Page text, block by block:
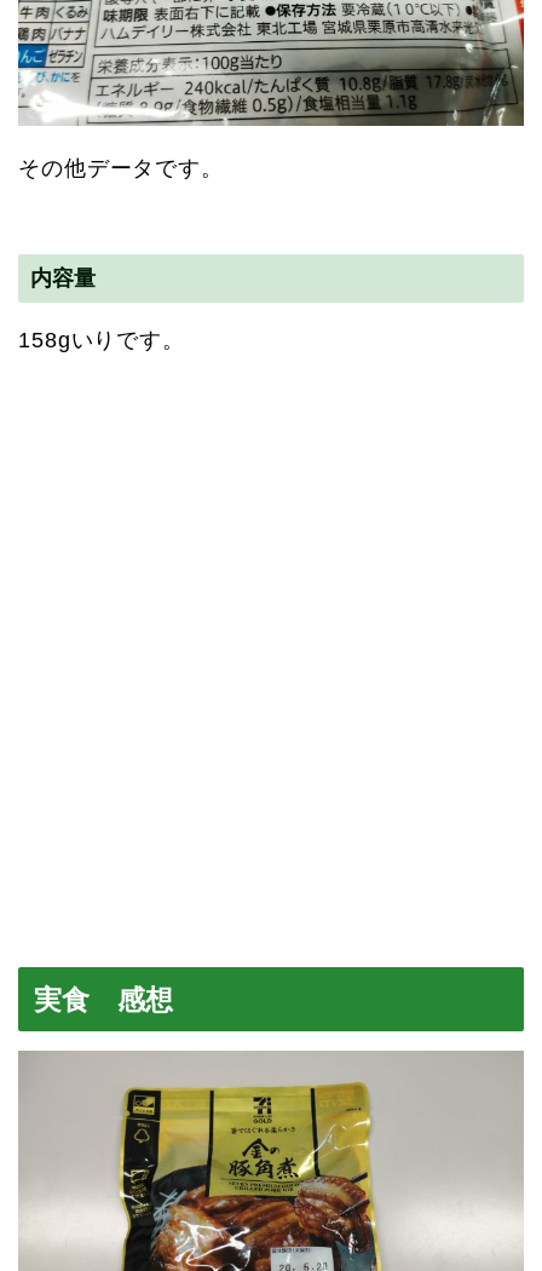
その他データです。
内容量
158gいりです。
実食 感想